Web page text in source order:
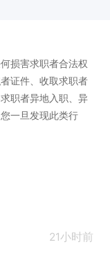
损害求职者合法权
证件、收取求职者
职者异地入职、异
一旦发现此类行
21小时前